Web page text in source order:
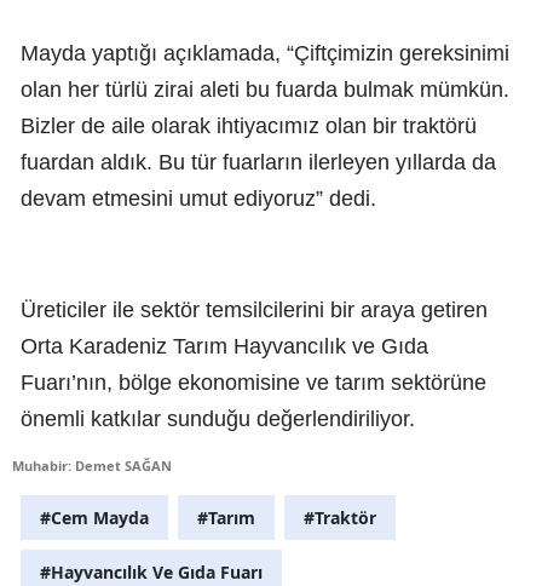
Mayda yaptığı açıklamada, “Çiftçimizin gereksinimi
olan her türlü zirai aleti bu fuarda bulmak mümkün.
Bizler de aile olarak ihtiyacımız olan bir traktörü
fuardan aldık. Bu tür fuarların ilerleyen yıllarda da
devam etmesini umut ediyoruz” dedi.
Üreticiler ile sektör temsilcilerini bir araya getiren
Orta Karadeniz Tarım Hayvancılık ve Gıda
Fuarı’nın, bölge ekonomisine ve tarım sektörüne
önemli katkılar sunduğu değerlendiriliyor.
Muhabir: Demet SAĞAN
#Cem Mayda #Tarım #Traktör
#Hayvancılık Ve Gıda Fuarı